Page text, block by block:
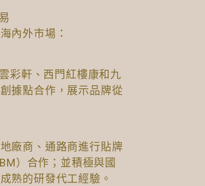
內外市場：
彩軒、西門紅樓康和九
據點合作，展示品牌從
廠商、通路商進行貼牌
）合作；並積極與國
熟的研發代工經驗。